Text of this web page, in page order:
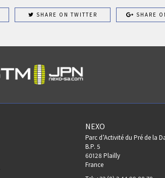
SHARE ON TWITTER SHARE
NEXO
Parc d’Activité du Pré de la
B.P. 5
60128 Plailly
France